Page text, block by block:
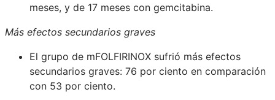
meses, y de 17 meses con gemcitabina.
Más efectos secundarios graves
El grupo de mFOLFIRINOX sufrió más efectos
secundarios graves: 76 por ciento en comparación
con 53 por ciento.